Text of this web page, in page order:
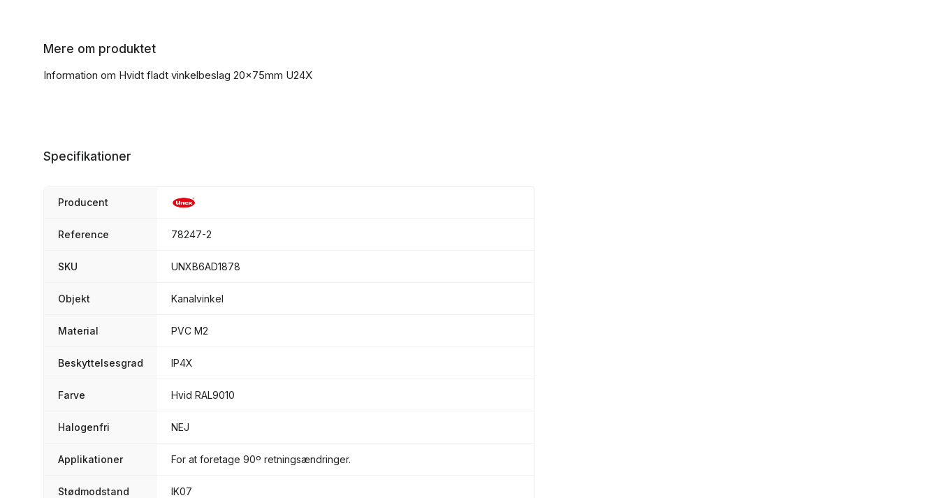
Mere om produktet
Information om Hvidt fladt vinkelbeslag 20x75mm U24X
Specifikationer
Producent
Reference 78247-2
SKU UNXB6AD1878
Objekt Kanalvinkel
Material PVC M2
Beskyttelsesgrad IP4X
Farve Hvid RAL9010
Halogenfri NEJ
Applikationer For at foretage 90º retningsændringer.
Stødmodstand IK07